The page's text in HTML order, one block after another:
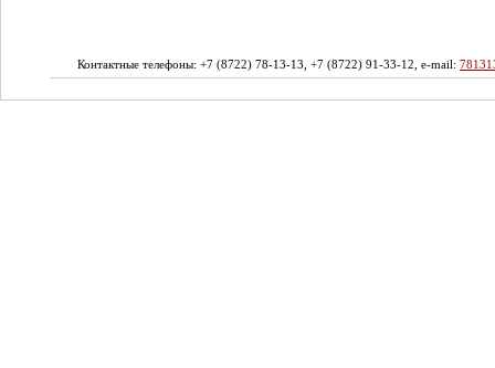
Контактные телефоны: +7 (8722) 78-13-13, +7 (8722) 91-33-12, e-mail: